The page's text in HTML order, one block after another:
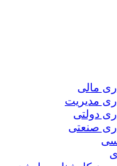
مالی
مدیریت
دولتی
صنعتی